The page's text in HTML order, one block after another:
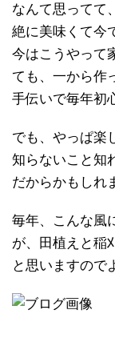
なんて思ってて
絶に美味くて今
今はこうやって
ても、一から作
手伝いで毎年初
でも、やっぱ楽
知らないこと知
だからかもしれ
毎年、こんな風
が、田植えと稲
と思いますので